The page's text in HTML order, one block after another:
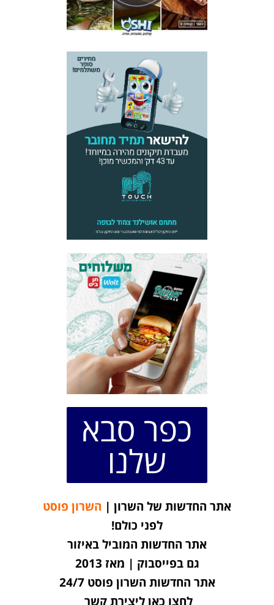
כפר סבא
שלנו
אתר החדשות של השרון | השרון פוסט
לפני כולם!
אתר החדשות המוביל באיזור
גם בפייסבוק | מאז 2013
אתר החדשות השרון פוסט 24/7
לחצו כאן ליצירת קשר